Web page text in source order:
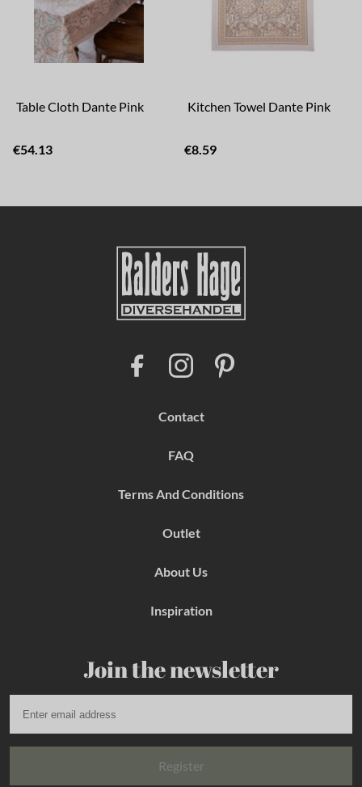
Table Cloth Dante Pink
€54.13
Kitchen Towel Dante Pink
€8.59
Contact
FAQ
Terms And Conditions
Outlet
About Us
Inspiration
Join the newsletter
Register
I
n
g
a
m